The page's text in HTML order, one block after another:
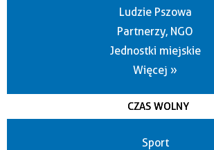
Ludzie Pszowa
Partnerzy, NGO
Jednostki miejskie
Więcej »
CZAS WOLNY
Sport